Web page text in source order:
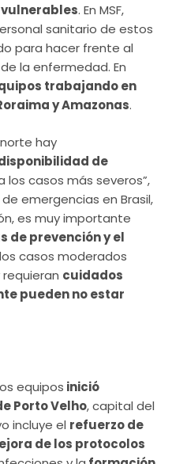
. En MSF,
sanitario de estos
para hacer frente al
la enfermedad. En
trabajando en
y Amazonas.
hay
de
casos más severos”,
emergencias en Brasil,
es muy importante
de prevención y el
casos moderados
cuidados
pueden no estar
equipos inició
Porto Velho, capital del
incluye el refuerzo de
de los protocolos